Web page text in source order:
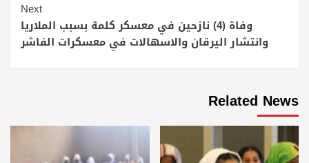
Next
وفاة (4) نازحين في معسكر كلمة بسبب الملاريا
وانتشار اليرقان والاسهالات في معسكرات الفاشر
Related News